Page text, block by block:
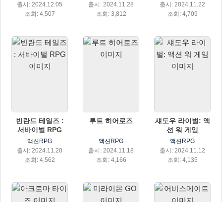
출시: 2024.12.05
조회: 4,507
출시: 2024.11.28
조회: 3,812
출시: 2024.11.22
조회: 4,709
빈란드 테일즈 :
서바이벌 RPG
액션RPG
출시: 2024.11.20
조회: 4,562
루트 히어로즈
액션RPG
출시: 2024.11.18
조회: 4,166
섀도우 라이벌: 액
션 워 게임
액션RPG
출시: 2024.11.12
조회: 4,135